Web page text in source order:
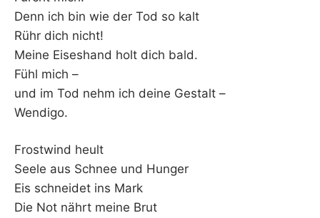
Denn ich bin wie der Tod so kalt
Rühr dich nicht!
Meine Eiseshand holt dich bald.
Fühl mich –
und im Tod nehm ich deine Gestalt –
Wendigo.
Frostwind heult
Seele aus Schnee und Hunger
Eis schneidet ins Mark
Die Not nährt meine Brut